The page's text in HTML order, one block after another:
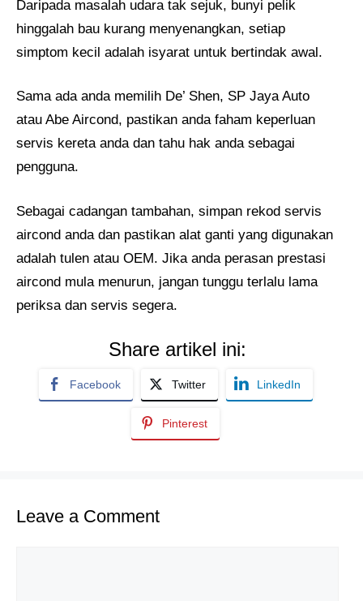
Daripada masalah udara tak sejuk, bunyi pelik
hinggalah bau kurang menyenangkan, setiap
simptom kecil adalah isyarat untuk bertindak awal.
Sama ada anda memilih De’ Shen, SP Jaya Auto
atau Abe Aircond, pastikan anda faham keperluan
servis kereta anda dan tahu hak anda sebagai
pengguna.
Sebagai cadangan tambahan, simpan rekod servis
aircond anda dan pastikan alat ganti yang digunakan
adalah tulen atau OEM. Jika anda perasan prestasi
aircond mula menurun, jangan tunggu terlalu lama
periksa dan servis segera.
Share artikel ini:
Facebook Twitter LinkedIn
Pinterest
Leave a Comment